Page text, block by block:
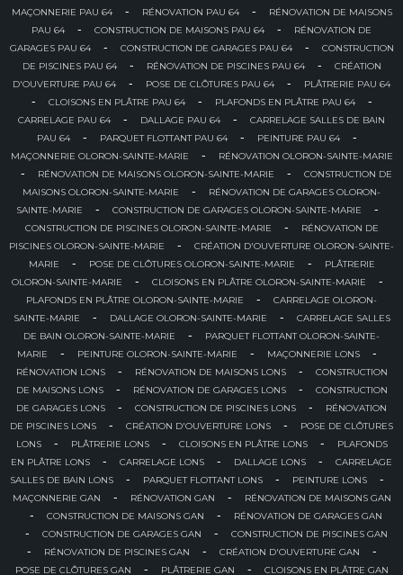
MAÇONNERIE PAU 64 - RÉNOVATION PAU 64 -
RÉNOVATION DE MAISONS
PAU 64
- CONSTRUCTION DE MAISONS PAU 64 -
RÉNOVATION DE
GARAGES PAU 64
- CONSTRUCTION DE GARAGES PAU 64 -
CONSTRUCTION
DE PISCINES PAU 64
- RÉNOVATION DE PISCINES PAU 64 -
CRÉATION
D'OUVERTURE PAU 64
- POSE DE CLÔTURES PAU 64 - PLÂTRERIE PAU 64
- CLOISONS EN PLÂTRE PAU 64 - PLAFONDS EN PLÂTRE PAU 64 -
CARRELAGE PAU 64 - DALLAGE PAU 64 -
CARRELAGE SALLES DE BAIN
PAU 64
- PARQUET FLOTTANT PAU 64 - PEINTURE PAU 64 -
MAÇONNERIE OLORON-SAINTE-MARIE - RÉNOVATION OLORON-SAINTE-MARIE
- RÉNOVATION DE MAISONS OLORON-SAINTE-MARIE -
CONSTRUCTION DE
MAISONS OLORON-SAINTE-MARIE
-
RÉNOVATION DE GARAGES OLORON-
SAINTE-MARIE
- CONSTRUCTION DE GARAGES OLORON-SAINTE-MARIE -
CONSTRUCTION DE PISCINES OLORON-SAINTE-MARIE -
RÉNOVATION DE
PISCINES OLORON-SAINTE-MARIE
-
CRÉATION D'OUVERTURE OLORON-SAINTE-
MARIE
- POSE DE CLÔTURES OLORON-SAINTE-MARIE -
PLÂTRERIE
OLORON-SAINTE-MARIE
- CLOISONS EN PLÂTRE OLORON-SAINTE-MARIE -
PLAFONDS EN PLÂTRE OLORON-SAINTE-MARIE -
CARRELAGE OLORON-
SAINTE-MARIE
- DALLAGE OLORON-SAINTE-MARIE -
CARRELAGE SALLES
DE BAIN OLORON-SAINTE-MARIE
-
PARQUET FLOTTANT OLORON-SAINTE-
MARIE
- PEINTURE OLORON-SAINTE-MARIE - MAÇONNERIE LONS -
RÉNOVATION LONS - RÉNOVATION DE MAISONS LONS -
CONSTRUCTION
DE MAISONS LONS
- RÉNOVATION DE GARAGES LONS -
CONSTRUCTION
DE GARAGES LONS
- CONSTRUCTION DE PISCINES LONS -
RÉNOVATION
DE PISCINES LONS
- CRÉATION D'OUVERTURE LONS -
POSE DE CLÔTURES
LONS
- PLÂTRERIE LONS - CLOISONS EN PLÂTRE LONS -
PLAFONDS
EN PLÂTRE LONS
- CARRELAGE LONS - DALLAGE LONS -
CARRELAGE
SALLES DE BAIN LONS
- PARQUET FLOTTANT LONS - PEINTURE LONS -
MAÇONNERIE GAN - RÉNOVATION GAN - RÉNOVATION DE MAISONS GAN
- CONSTRUCTION DE MAISONS GAN - RÉNOVATION DE GARAGES GAN
- CONSTRUCTION DE GARAGES GAN - CONSTRUCTION DE PISCINES GAN
- RÉNOVATION DE PISCINES GAN - CRÉATION D'OUVERTURE GAN -
POSE DE CLÔTURES GAN - PLÂTRERIE GAN - CLOISONS EN PLÂTRE GAN